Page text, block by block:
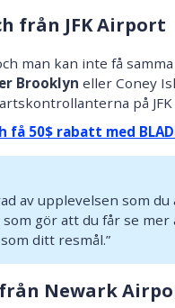
från JFK Airport
man kan inte få
Brooklyn eller Coney
på
50$ rabatt med
av upplevelsen som
gör att du får se mer
som ditt resmål.”
Newark